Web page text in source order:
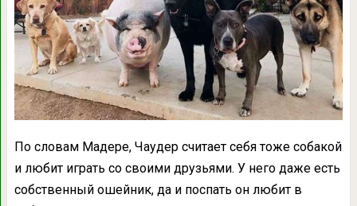
По словам Мадере, Чаудер считает себя тоже собакой
и любит играть со своими друзьями. У него даже есть
собственный ошейник, да и поспать он любит в